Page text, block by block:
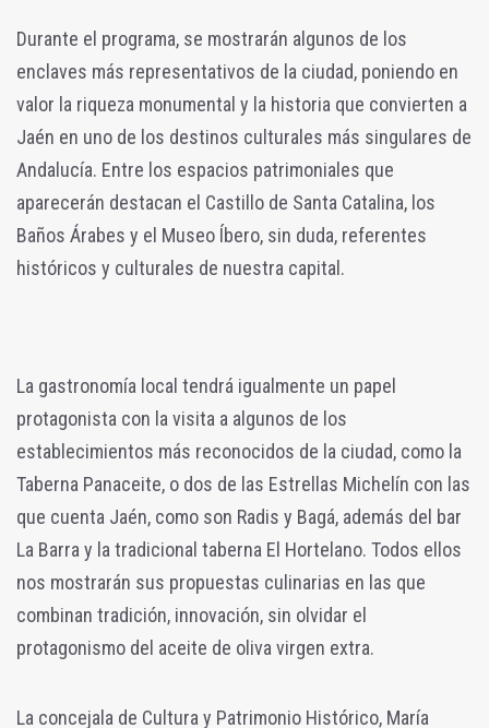
Durante el programa, se mostrarán algunos de los
enclaves más representativos de la ciudad, poniendo en
valor la riqueza monumental y la historia que convierten a
Jaén en uno de los destinos culturales más singulares de
Andalucía. Entre los espacios patrimoniales que
aparecerán destacan el Castillo de Santa Catalina, los
Baños Árabes y el Museo Íbero, sin duda, referentes
históricos y culturales de nuestra capital.
La gastronomía local tendrá igualmente un papel
protagonista con la visita a algunos de los
establecimientos más reconocidos de la ciudad, como la
Taberna Panaceite, o dos de las Estrellas Michelín con las
que cuenta Jaén, como son Radis y Bagá, además del bar
La Barra y la tradicional taberna El Hortelano. Todos ellos
nos mostrarán sus propuestas culinarias en las que
combinan tradición, innovación, sin olvidar el
protagonismo del aceite de oliva virgen extra.
La concejala de Cultura y Patrimonio Histórico, María